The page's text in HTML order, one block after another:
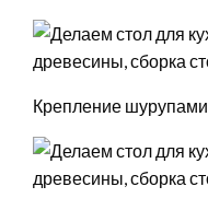
Крепление шурупами